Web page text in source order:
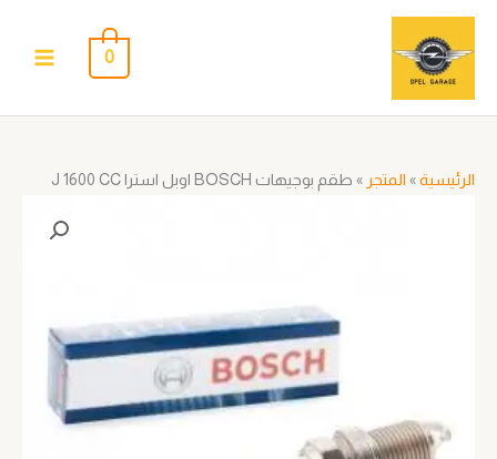
تخطي
المحتوى
0
الرئيسية» المتجر » طقم بوجيهات BOSCH اوبل استرا J 1600 CC